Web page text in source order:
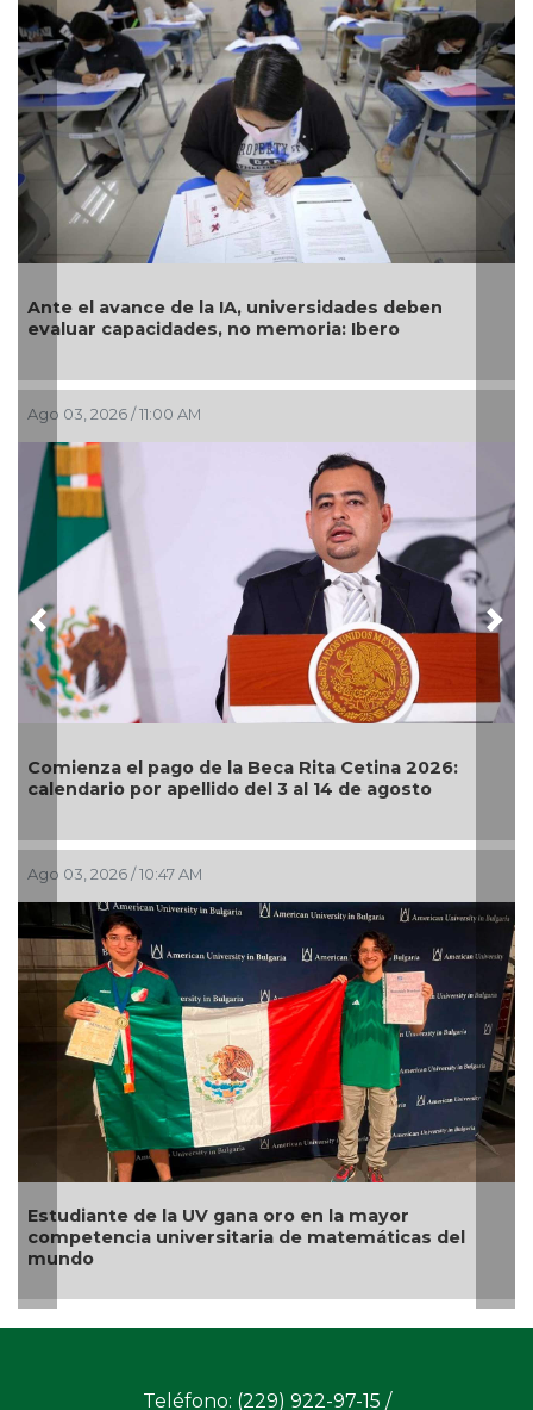
el avance de la IA, universidades deben
capacidades, no memoria: Ibero
03, 2026 / 11:00 AM
el pago de la Beca Rita Cetina 2026:
por apellido del 3 al 14 de agosto
03, 2026 / 10:47 AM
de la UV gana oro en la mayor
universitaria de matemáticas del
Previous
Teléfono: (229) 922-97-15 /